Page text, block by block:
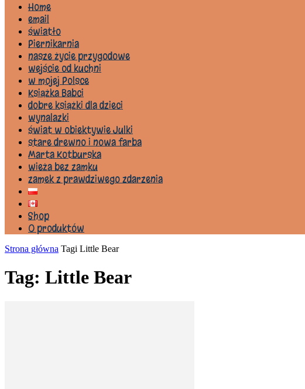
Home
email
światło
Piernikarnia
nasze życie przygodowe
wejście od kuchni
w mojej Polsce
Książka Babci
dobre książki dla dzieci
wynalazki
świat w obiektywie Julki
stare drewno i nowa farba
Marta Kotburska
wieża bez zamku
zamek z prawdziwego zdarzenia
Shop
0 produktów
Strona główna Tagi Little Bear
Tag: Little Bear